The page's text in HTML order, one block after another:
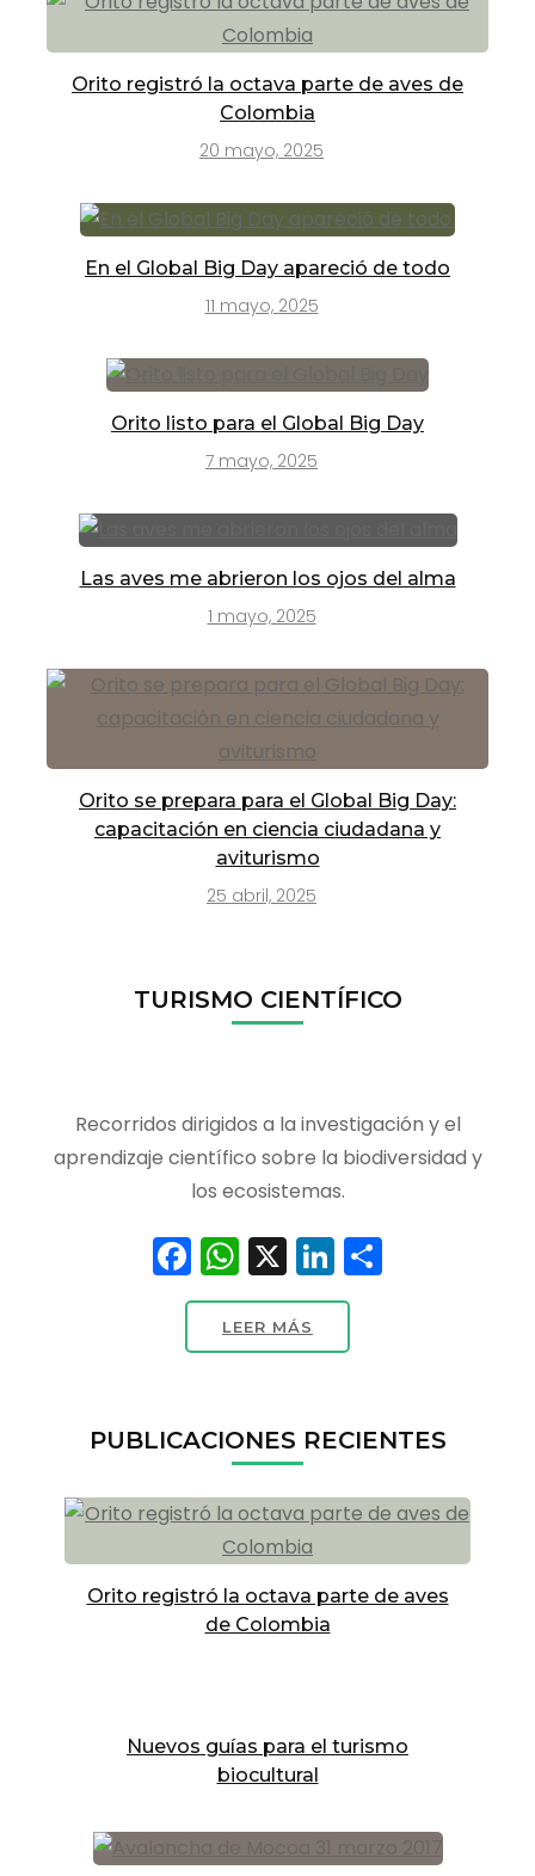
Orito registró la octava parte de aves de
Colombia
20 mayo, 2025
En el Global Big Day apareció de todo
11 mayo, 2025
Orito listo para el Global Big Day
7 mayo, 2025
Las aves me abrieron los ojos del alma
1 mayo, 2025
Orito se prepara para el Global Big Day:
capacitación en ciencia ciudadana y
aviturismo
25 abril, 2025
TURISMO CIENTÍFICO
Recorridos dirigidos a la investigación y el
aprendizaje científico sobre la biodiversidad y
los ecosistemas.
Facebook
WhatsApp
X LinkedIn
LEER MÁS
PUBLICACIONES RECIENTES
Orito registró la octava parte de aves
de Colombia
Nuevos guías para el turismo
biocultural